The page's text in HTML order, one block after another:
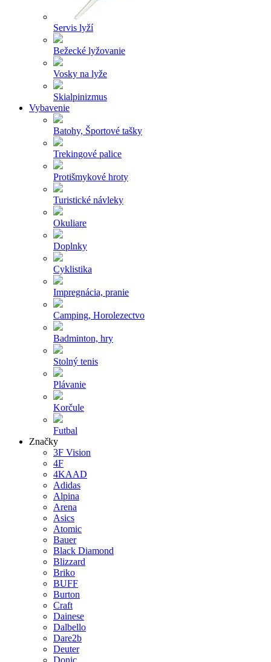
Servis lyží
Bežecké lyžovanie
Vosky na lyže
Skialpinizmus
Vybavenie
Batohy, Športové tašky
Trekingové palice
Protišmykové hroty
Turistické návleky
Okuliare
Doplnky
Cyklistika
Impregnácia, pranie
Camping, Horolezectvo
Badminton, hry
Stolný tenis
Plávanie
Korčule
Futbal
Značky
3F Vision
4F
4KAAD
Adidas
Alpina
Arena
Asics
Atomic
Bauer
Black Diamond
Blizzard
Briko
BUFF
Burton
Craft
Dainese
Dalbello
Dare2b
Deuter
Donic